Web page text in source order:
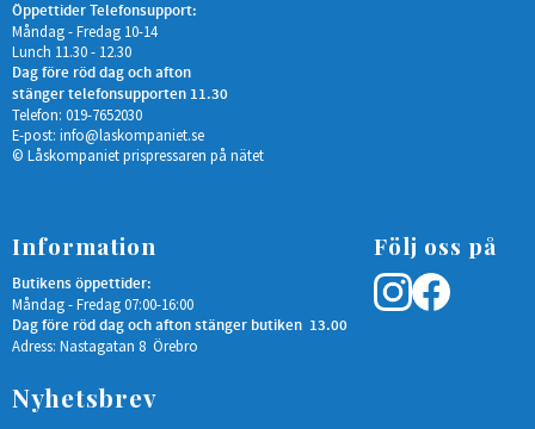
Öppettider Telefonsupport:
Måndag - Fredag 10-14
Lunch 11.30 - 12.30
Dag före röd dag och afton
stänger telefonsupporten 11.30
Telefon: 019-7652030
E-post: info@laskompaniet.se
© Låskompaniet prispressaren på nätet
Information
Butikens öppettider:
Måndag - Fredag 07:00-16:00
Dag före röd dag och afton stänger butiken 13.00
Adress: Nastagatan 8 Örebro
Följ oss på
Nyhetsbrev